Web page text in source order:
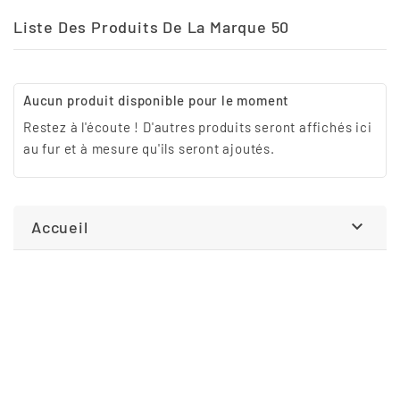
Liste Des Produits De La Marque 50
Aucun produit disponible pour le moment
Restez à l'écoute ! D'autres produits seront affichés ici
au fur et à mesure qu'ils seront ajoutés.
Accueil 